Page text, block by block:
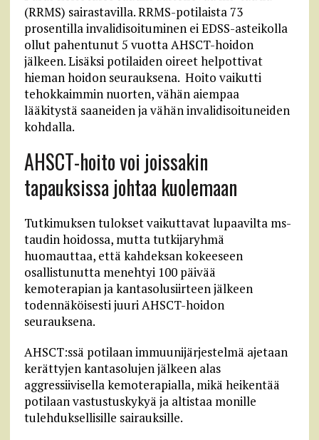
(RRMS) sairastavilla. RRMS-potilaista 73
prosentilla invalidisoituminen ei EDSS-asteikolla
ollut pahentunut 5 vuotta AHSCT-hoidon
jälkeen. Lisäksi potilaiden oireet helpottivat
hieman hoidon seurauksena. Hoito vaikutti
tehokkaimmin nuorten, vähän aiempaa
lääkitystä saaneiden ja vähän invalidisoituneiden
kohdalla.
AHSCT-hoito voi joissakin
tapauksissa johtaa kuolemaan
Tutkimuksen tulokset vaikuttavat lupaavilta ms-
taudin hoidossa, mutta tutkijaryhmä
huomauttaa, että kahdeksan kokeeseen
osallistunutta menehtyi 100 päivää
kemoterapian ja kantasolusiirteen jälkeen
todennäköisesti juuri AHSCT-hoidon
seurauksena.
AHSCT:ssä potilaan immuunijärjestelmä ajetaan
kerättyjen kantasolujen jälkeen alas
aggressiivisella kemoterapialla, mikä heikentää
potilaan vastustuskykyä ja altistaa monille
tulehduksellisille sairauksille.